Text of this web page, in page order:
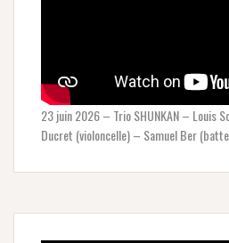
23 juin 2026 – Trio SHUNKAN – Louis
Ducret (violoncelle) – Samuel Ber